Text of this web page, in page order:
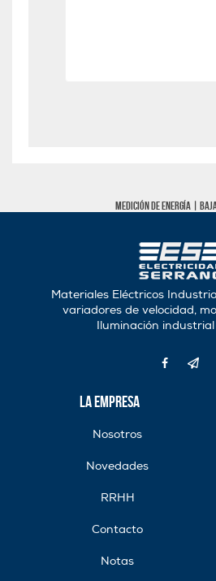
Medición de energía |
Materiales Eléctricos
variadores de velocidad,
Iluminación
La Empresa
Nosotros
Novedades
RRHH
Contacto
Notas